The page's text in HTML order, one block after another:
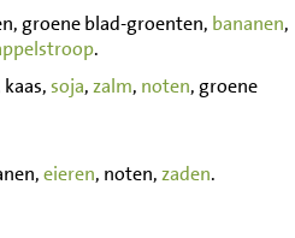
groene blad-groenten, bananen,
.
soja,zalm, noten, groene
eieren, noten,zaden.